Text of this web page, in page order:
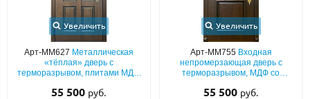
Увеличить
Арт-ММ627 Металлическая
«тёплая» дверь с
терморазрывом, плитами МДФ
карнизом и кнокером
55 500 руб.
Увеличить
Арт-ММ755 Входная
непромерзающая дверь с
терморазрывом, МДФ со
кнокером и парадной ручкой
55 500 руб.